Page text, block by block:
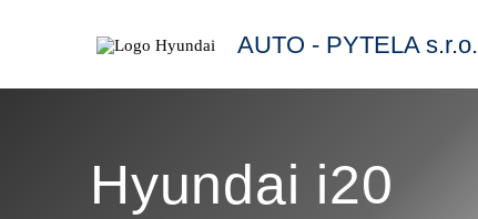
AUTO - PYTELA s.r.o.
Hyundai i20